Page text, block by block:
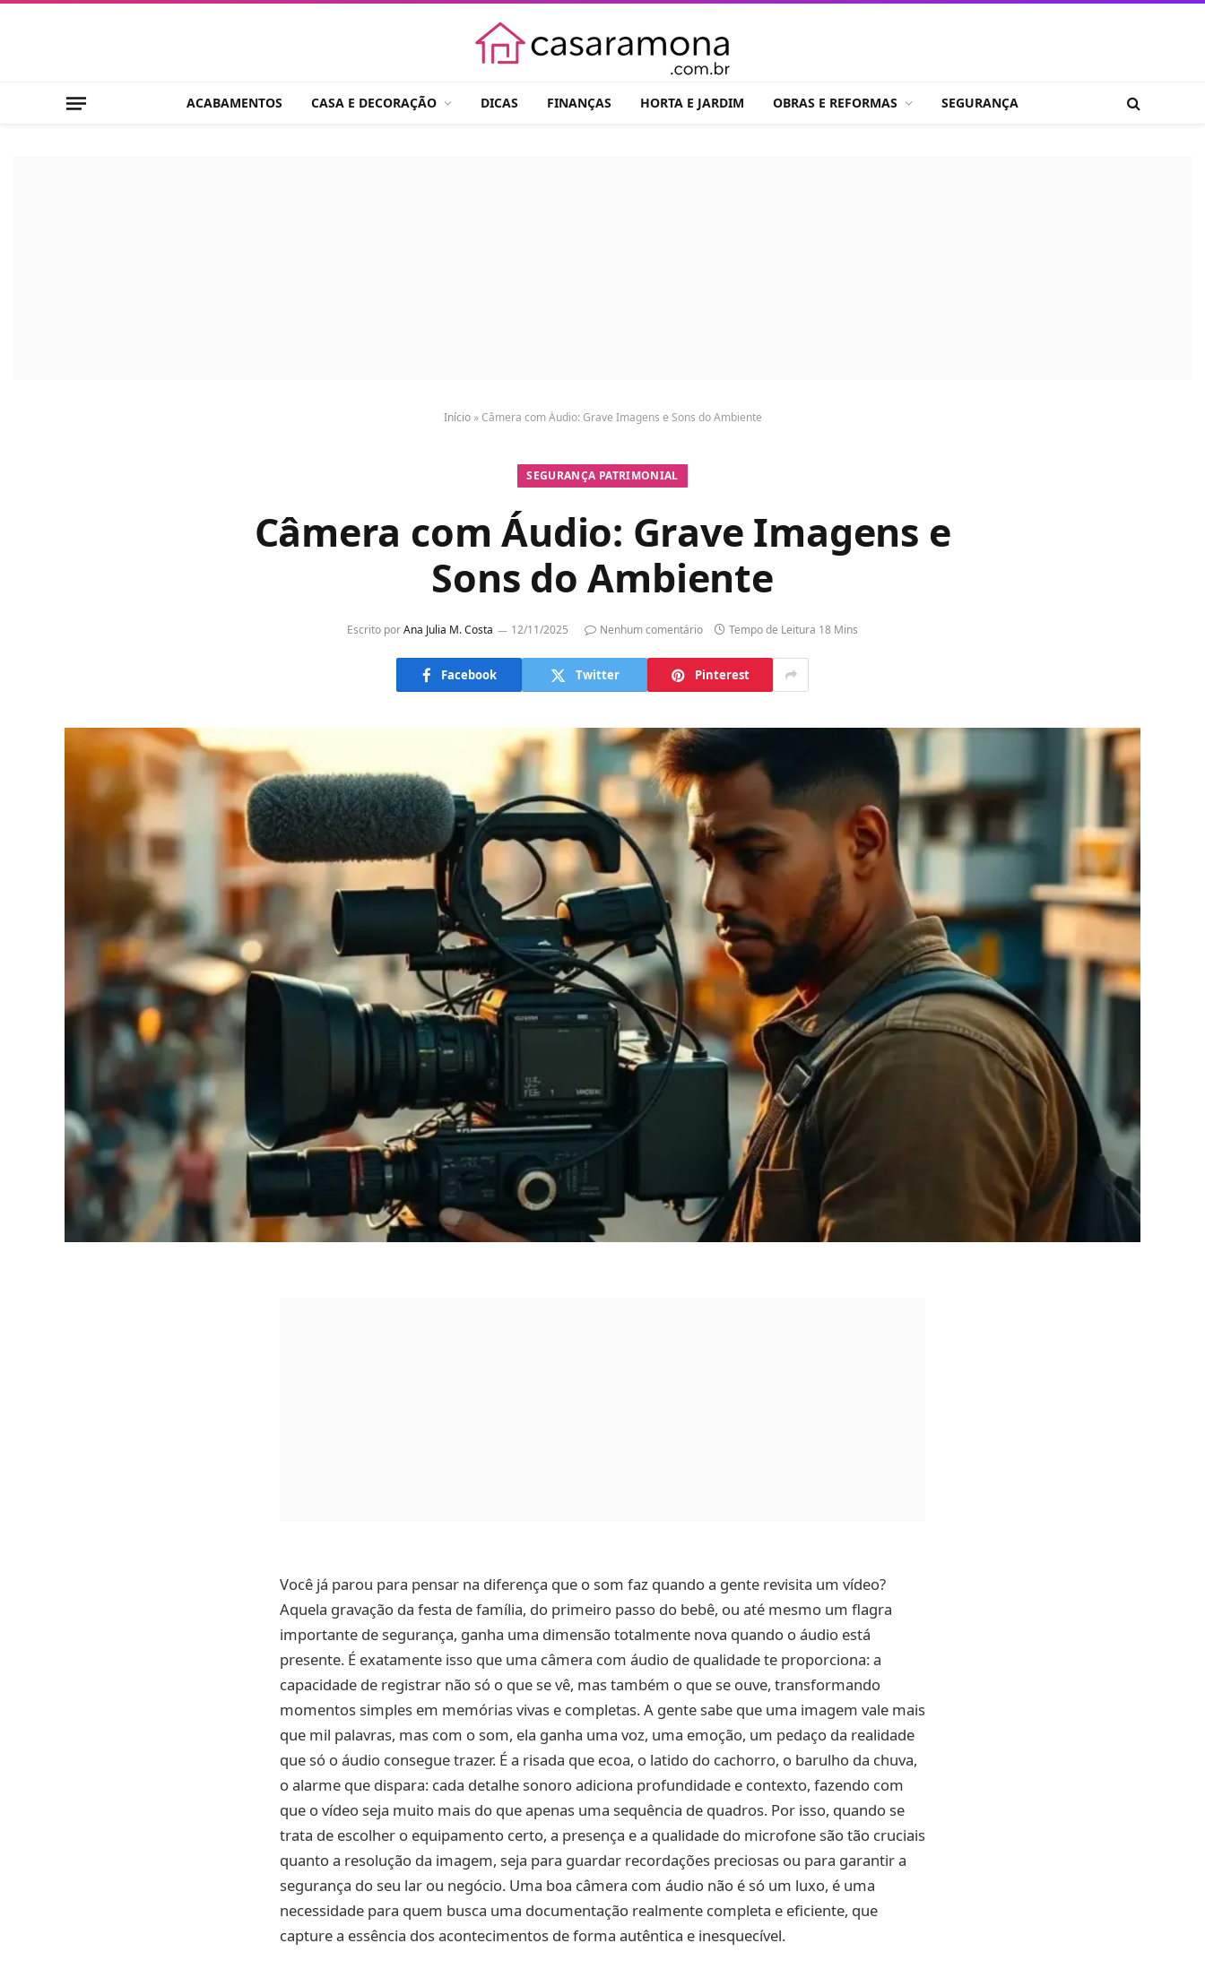
ACABAMENTOS CASA E DECORAÇÃO DICAS FINANÇAS HORTA E JARDIM OBRAS E REFORMAS SEGURANÇA
Início»Câmera com Áudio: Grave Imagens e Sons do Ambiente
SEGURANÇA PATRIMONIAL
Câmera com Áudio: Grave Imagens e
Sons do Ambiente
Escrito porAna Julia M. Costa 12/11/2025 Nenhum comentário Tempo de Leitura 18 Mins
Facebook Twitter Pinterest
Você já parou para pensar na diferença que o som faz quando a gente revisita um vídeo?
Aquela gravação da festa de família, do primeiro passo do bebê, ou até mesmo um flagra
importante de segurança, ganha uma dimensão totalmente nova quando o áudio está
presente. É exatamente isso que uma câmera com áudio de qualidade te proporciona: a
capacidade de registrar não só o que se vê, mas também o que se ouve, transformando
momentos simples em memórias vivas e completas. A gente sabe que uma imagem vale mais
que mil palavras, mas com o som, ela ganha uma voz, uma emoção, um pedaço da realidade
que só o áudio consegue trazer. É a risada que ecoa, o latido do cachorro, o barulho da chuva,
o alarme que dispara: cada detalhe sonoro adiciona profundidade e contexto, fazendo com
que o vídeo seja muito mais do que apenas uma sequência de quadros. Por isso, quando se
trata de escolher o equipamento certo, a presença e a qualidade do microfone são tão cruciais
quanto a resolução da imagem, seja para guardar recordações preciosas ou para garantir a
segurança do seu lar ou negócio. Uma boa câmera com áudio não é só um luxo, é uma
necessidade para quem busca uma documentação realmente completa e eficiente, que
capture a essência dos acontecimentos de forma autêntica e inesquecível.